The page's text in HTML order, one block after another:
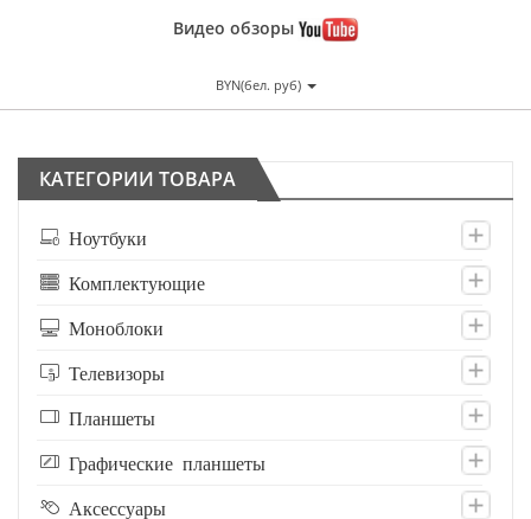
Контакты, и схема проезда
Видео обзоры
BYN(бел. руб)
КАТЕГОРИИ ТОВАРА
Ноутбуки
Комплектующие
Моноблоки
Телевизоры
Планшеты
Графические планшеты
Аксессуары